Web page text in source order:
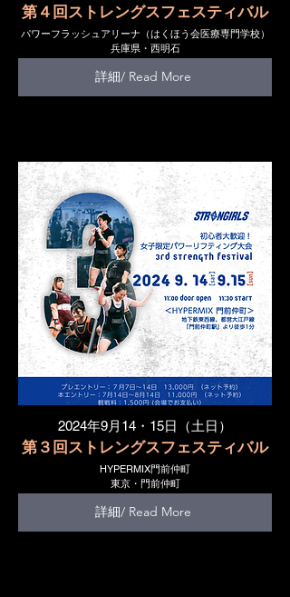
第４回ストレングスフェスティバル
パワーフラッシュアリーナ（はくほう会医療専門学校）
兵庫県・西明石
詳細/ Read More
2024年9月14・15日（土日）
第３回ストレングスフェスティバル
HYPERMIX門前仲町
東京・門前仲町
詳細/ Read More